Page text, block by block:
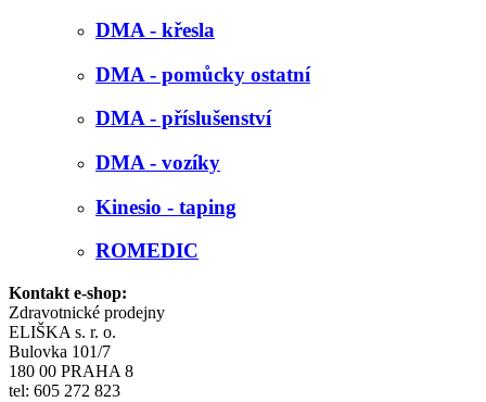
DMA - křesla
DMA - pomůcky ostatní
DMA - příslušenství
DMA - vozíky
Kinesio - taping
ROMEDIC
Kontakt e-shop:
Zdravotnické prodejny
ELIŠKA s. r. o.
Bulovka 101/7
180 00 PRAHA 8
tel: 605 272 823